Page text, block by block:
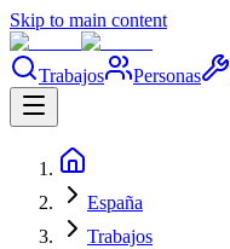
Skip to main content
Trabajos Personas
España
Trabajos